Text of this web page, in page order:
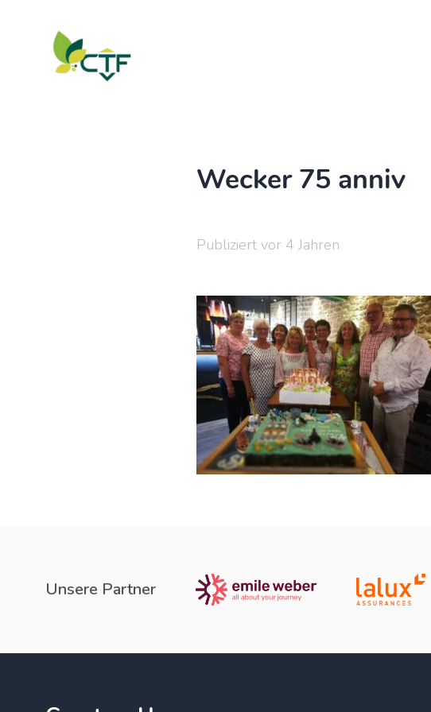
Wecker 75 anniv
Publiziert vor 4 Jahren
Unsere Partner